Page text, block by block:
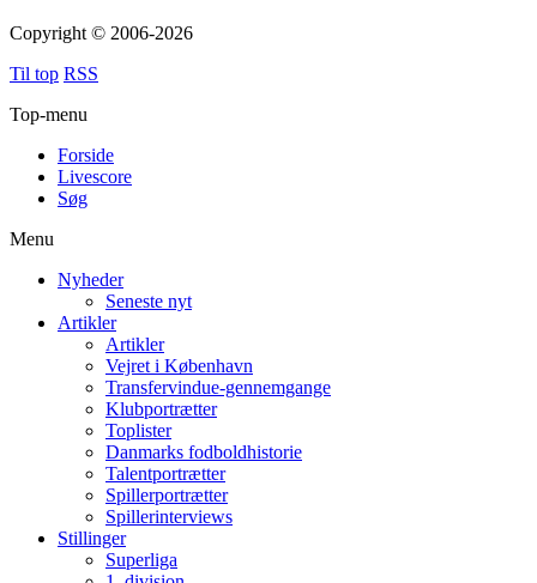
Copyright © 2006-2026
Til top RSS
Top-menu
Forside
Livescore
Søg
Menu
Nyheder
Seneste nyt
Artikler
Artikler
Vejret i København
Transfervindue-gennemgange
Klubportrætter
Toplister
Danmarks fodboldhistorie
Talentportrætter
Spillerportrætter
Spillerinterviews
Stillinger
Superliga